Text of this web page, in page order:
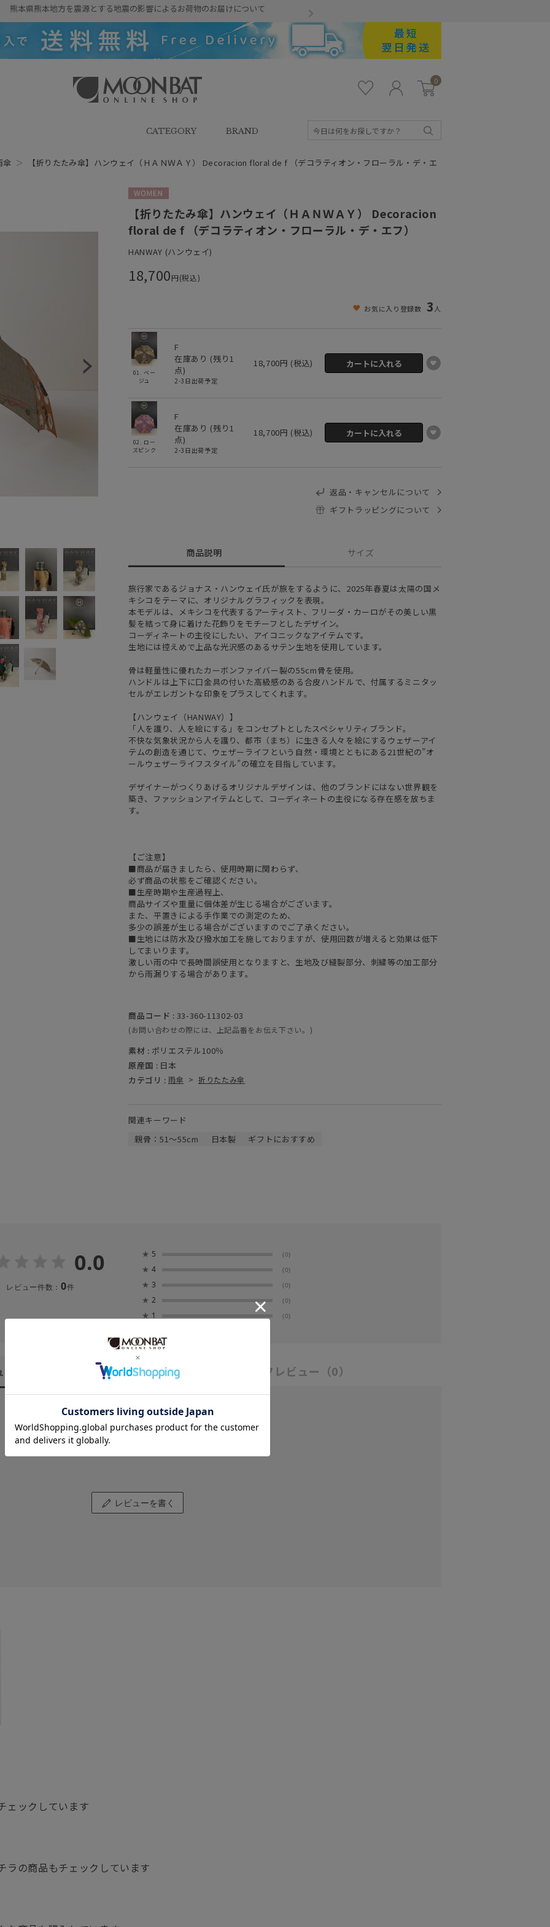
熊本県熊本地方を震源とする地震の影響によるお荷物のお届けについて
SHOP（ムーンバットオンラインシ
イ
ン
0
CATEGORY BRAND
傘 ＞ 【折りたたみ傘】ハンウェイ（ＨＡＮＷＡＹ） Decoracion floral de f （デコラティオン・フローラル・デ・エ
【折りたたみ傘】ハンウェイ（ＨＡＮＷＡＹ） Decoracion
floral de f （デコラティオン・フローラル・デ・エフ）
HANWAY (ハンウェイ)
18,700円(税込)
お気に入り登録数 3 人
01. ベー
ジュ
F
在庫あり (残り1
点)
2-3日出荷予定
18,700円 (税込)
02. ロー
ズピンク
F
在庫あり (残り1
点)
2-3日出荷予定
18,700円 (税込)
返品・キャンセルについて
ギフトラッピングについて
商品説明 サイズ
旅行家であるジョナス・ハンウェイ氏が旅をするように、2025年春夏は太陽の国メ
キシコをテーマに、オリジナルグラフィックを表現。
本モデルは、メキシコを代表するアーティスト、フリーダ・カーロがその美しい黒
髪を結って身に着けた花飾りをモチーフとしたデザイン。
コーディネートの主役にしたい、アイコニックなアイテムです。
生地には控えめで上品な光沢感のあるサテン生地を使用しています。
骨は軽量性に優れたカーボンファイバー製の55cm骨を使用。
ハンドルは上下に口金具の付いた高級感のある合皮ハンドルで、付属するミニタッ
セルがエレガントな印象をプラスしてくれます。
【ハンウェイ（HANWAY）】
「人を護り、人を絵にする」をコンセプトとしたスペシャリティブランド。
不快な気象状況から人を護り、都市（まち）に生きる人々を絵にするウェザーアイ
テムの創造を通じて、ウェザーライフという自然・環境とともにある21世紀の”オ
ールウェザーライフスタイル”の確立を目指しています。
デザイナーがつくりあげるオリジナルデザインは、他のブランドにはない世界観を
築き、ファッションアイテムとして、コーディネートの主役になる存在感を放ちま
す。
【ご注意】
■商品が届きましたら、使用時期に関わらず、
必ず商品の状態をご確認ください。
■生産時期や生産過程上、
商品サイズや重量に個体差が生じる場合がございます。
また、平置きによる手作業での測定のため、
多少の誤差が生じる場合がございますのでご了承ください。
■生地には防水及び撥水加工を施しておりますが、使用回数が増えると効果は低下
してまいります。
激しい雨の中で長時間誤使用となりますと、生地及び縫製部分、刺繍等の加工部分
から雨漏りする場合があります。
商品コード : 33-360-11302-03
(お問い合わせの際には、上記品番をお伝え下さい。)
素材 : ポリエステル100％
原産国 : 日本
カテゴリ : 雨傘 > 折りたたみ傘
関連キーワード
親骨：51～55cm
日本製 ギフトにおすすめ
0.0
レビュー件数： 0件
★ 5 (0)
★ 4 (0)
★ 3 (0)
★ 2 (0)
★ 1 (0)
スタッフレビュー （0）
レビューはありません。
レビューを書く
ェックしています
ラの商品もチェックしています